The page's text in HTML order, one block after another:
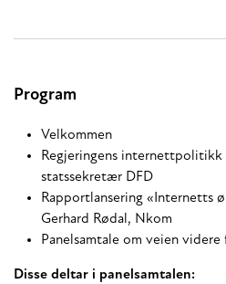
Program
Velkommen
Regjeringens internettpolitikk
statssekretær DFD
Rapportlansering «Internetts
Gerhard Rødal, Nkom
Panelsamtale om veien
Disse deltar i panelsamtalen: